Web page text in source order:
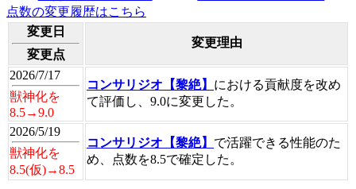
点数の変更履歴はこちら
変更日
変更点
変更理由
2026/7/17
獣神化を
8.5→9.0
コンサリジオ【黎絶】 における貢献度を改め
て評価し、9.0に変更した。
2026/5/19
獣神化を
8.5(仮)→8.5
コンサリジオ【黎絶】 で活躍できる性能のた
め、点数を8.5で確定した。